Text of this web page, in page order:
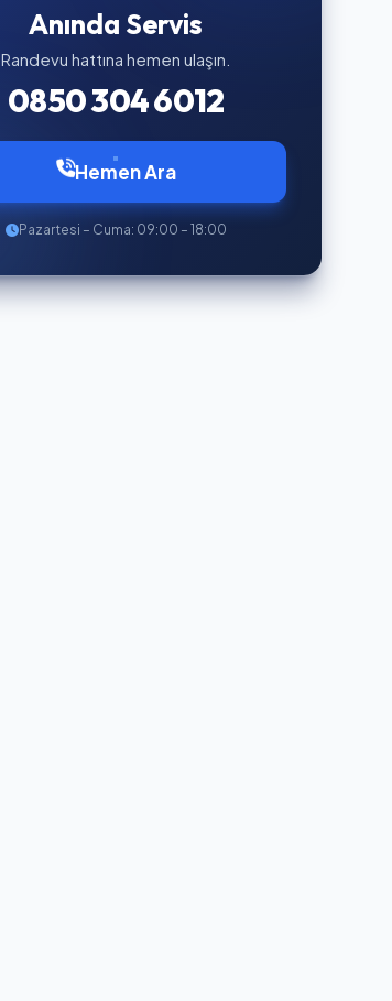
Anında Servis
Randevu hattına hemen ulaşın.
0850 304 6012
Hemen Ara
Pazartesi – Cuma: 09:00 – 18:00